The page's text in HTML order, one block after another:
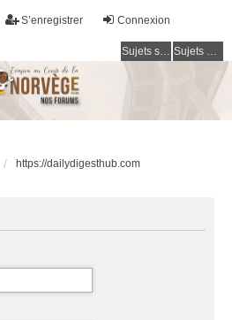
Connexion
S’enregistrer
Sujets sans réponse Sujets actifs
https://dailydigesthub.com